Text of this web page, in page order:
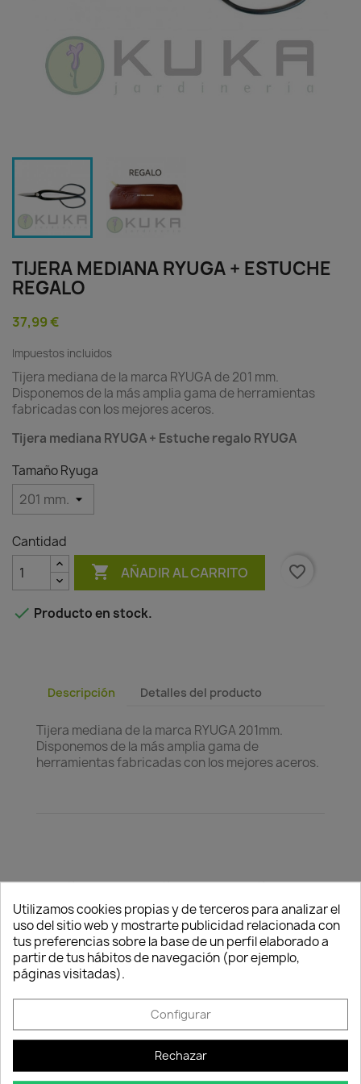
TIJERA MEDIANA RYUGA + ESTUCHE
REGALO
37,99 €
Impuestos incluidos
Tijera mediana de la marca RYUGA de 201 mm.
Disponemos de la más amplia gama de herramientas
fabricadas con los mejores aceros.
Tijera mediana RYUGA + Estuche regalo RYUGA
Tamaño Ryuga
Cantidad
 AÑADIR AL CARRITO favorite_border
 Producto en stock.
Descripción Detalles del producto
Tijera mediana de la marca RYUGA 201mm.
Disponemos de la más amplia gama de
herramientas fabricadas con los mejores aceros.
Política de
seguridad
Nuestros pagos
son 100% seguros.
Política de
entrega
Envío peninsular,
Islas Baleares y
Portugal.
Política de
devolución
Tienes 24 horas
para hacer la
reclamación,
siempre y cuando
paquete
Compartir
Utilizamos cookies propias y de terceros para analizar el
uso del sitio web y mostrarte publicidad relacionada con
tus preferencias sobre la base de un perfil elaborado a
partir de tus hábitos de navegación (por ejemplo,
páginas visitadas).
Configurar
Rechazar
Consentimiento de cookies